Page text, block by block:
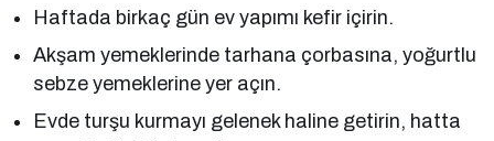
Haftada birkaç gün ev yapımı kefir içirin.
Akşam yemeklerinde tarhana çorbasına, yoğurtlu
sebze yemeklerine yer açın.
Evde turşu kurmayı gelenek haline getirin, hatta